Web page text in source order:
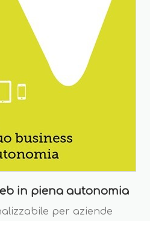
in piena autonomia
per aziende